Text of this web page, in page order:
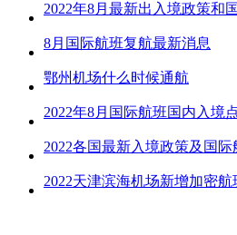
2022年8月最新出入境政策和
8月国际航班复航最新消息
鄂州机场什么时候通航
2022年8月国际航班国内入境
2022各国最新入境政策及国际
2022天津滨海机场新增加密航